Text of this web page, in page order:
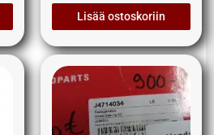
Lisää ostoskoriin